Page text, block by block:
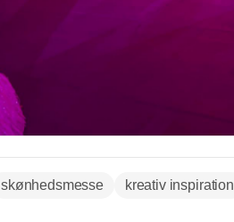
skønhedsmesse kreativ inspiration